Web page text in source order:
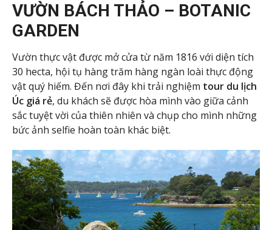
VƯỜN BÁCH THẢO – BOTANIC
GARDEN
Vườn thực vật được mở cửa từ năm 1816 với diện tích
30 hecta, hội tụ hàng trăm hàng ngàn loài thực động
vật quý hiếm. Đến nơi đây khi trải nghiệm tour du lịch
Úc giá rẻ, du khách sẽ được hòa mình vào giữa cảnh
sắc tuyệt vời của thiên nhiên và chụp cho mình những
bức ảnh selfie hoàn toàn khác biệt.